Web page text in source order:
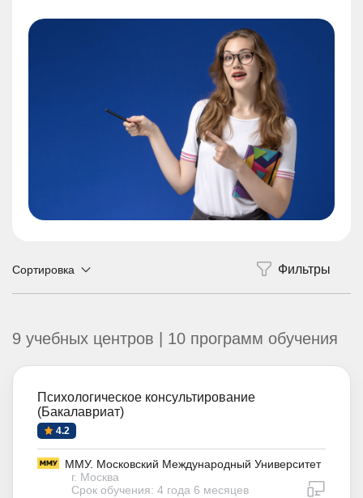
Сортировка
9 учебных центров | 10 программ обучения
Психологическое консультирование
(Бакалавриат)
4.2
ММУ. Московский Международный Университет
г. Москва
Срок обучения: 4 года 6 месяцев